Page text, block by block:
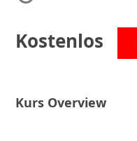
Kostenlos
Kurs Overview